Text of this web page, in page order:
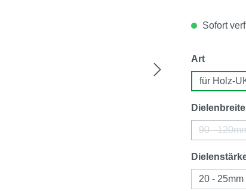
Sofort
Art
für Holz-
Dielenbreite
90 -
20 - 25mm